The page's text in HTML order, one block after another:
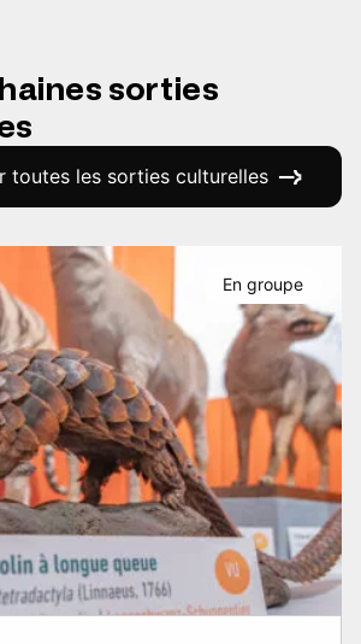
sorties
toutes les sorties culturelles
En groupe